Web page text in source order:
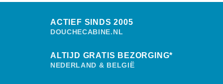
ACTIEF SINDS 2005
DOUCHECABINE.NL
ALTIJD GRATIS BEZORGING*
NEDERLAND & BELGIË